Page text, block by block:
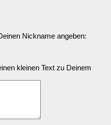
Nickname angeben:
kleinen Text zu Deinem